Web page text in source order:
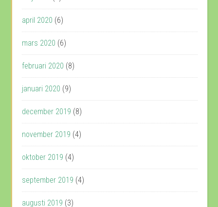
april 2020 (6)
mars 2020 (6)
februari 2020 (8)
januari 2020 (9)
december 2019 (8)
november 2019 (4)
oktober 2019 (4)
september 2019 (4)
augusti 2019 (3)